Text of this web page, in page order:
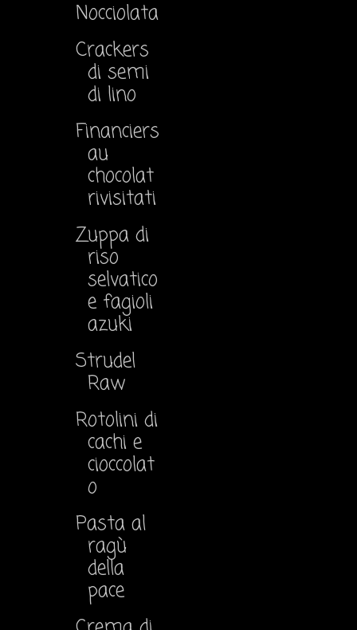
Nocciolata
Crackers
di semi
di lino
Financiers
au
chocolat
rivisitati
Zuppa di
riso
selvatico
e fagioli
azuki
Strudel
Raw
Rotolini di
cachi e
cioccolat
o
Pasta al
ragù
della
pace